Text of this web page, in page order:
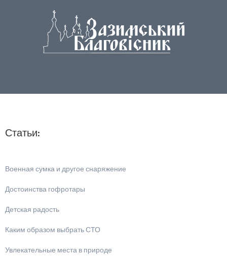
Статьи:
Военная сумка и другое снаряжение
Достоинства гофротары
Детская радость
Каким образом выбрать СТО
Увлекательные места в природе